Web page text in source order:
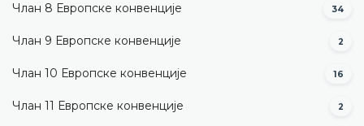
Члан 8 Европске конвенције 34
Члан 9 Европске конвенције 2
Члан 10 Европске конвенције 16
Члан 11 Европске конвенције 2